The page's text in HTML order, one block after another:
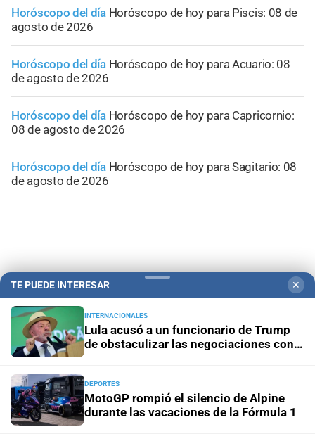
Horóscopo del día Horóscopo de hoy para Piscis: 08 de
agosto de 2026
Horóscopo del día Horóscopo de hoy para Acuario: 08
de agosto de 2026
Horóscopo del día Horóscopo de hoy para Capricornio:
08 de agosto de 2026
Horóscopo del día Horóscopo de hoy para Sagitario: 08
de agosto de 2026
Campolitoral Revista Nosotros
Podcasts Mirador Provincial VivíMejor SF
Puerto Negocios
TE PUEDE INTERESAR ✕
INTERNACIONALES
Lula acusó a un funcionario de Trump
de obstaculizar las negociaciones con
DEPORTES
MotoGP rompió el silencio de Alpine
durante las vacaciones de la Fórmula 1